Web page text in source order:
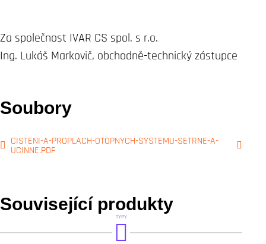
Za společnost IVAR CS spol. s r.o.
Ing. Lukáš Markovič, obchodně-technický zástupce
Soubory
CISTENI-A-PROPLACH-OTOPNYCH-SYSTEMU-SETRNE-A-
UCINNE.PDF
Související produkty
TYPY